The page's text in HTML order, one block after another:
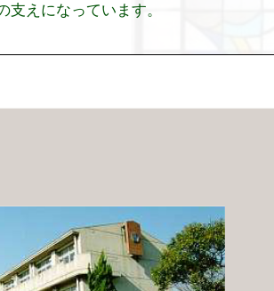
えになっています。